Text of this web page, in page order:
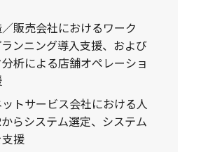
販売会社におけるワーク
ンニング導入支援、および
析による店舗オペレーショ
トサービス会社における人
らシステム選定、システム
援